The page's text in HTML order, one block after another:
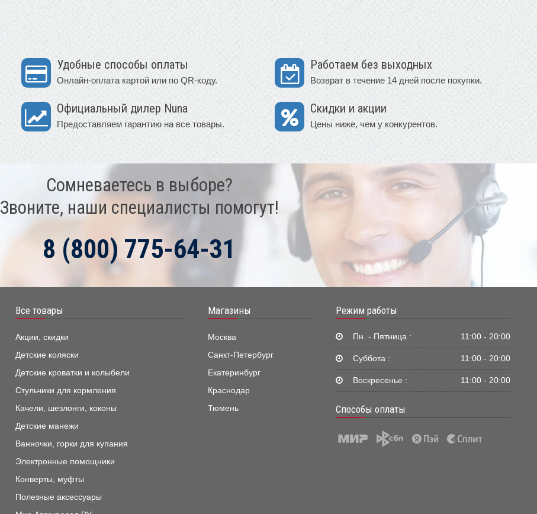
Удобные способы оплаты
Онлайн-оплата картой или по QR-коду.
Работаем без выходных
Возврат в течение 14 дней после покупки.
Официальный дилер Nuna
Предоставляем гарантию на все товары.
Скидки и акции
Цены ниже, чем у конкурентов.
Сомневаетесь в выборе?
Звоните, наши специалисты помогут!
8 (800) 775-64-31
Все товары
Акции, скидки
Детские коляски
Детские кроватки и колыбели
Стульчики для кормления
Качели, шезлонги, коконы
Детские манежи
Ванночки, горки для купания
Электронные помощники
Конверты, муфты
Полезные аксессуары
Магазины
Москва
Санкт-Петербург
Екатеринбург
Краснодар
Тюмень
Режим работы
Пн. - Пятница : 11:00 - 20:00
Суббота : 11:00 - 20:00
Воскресенье : 11:00 - 20:00
Способы оплаты